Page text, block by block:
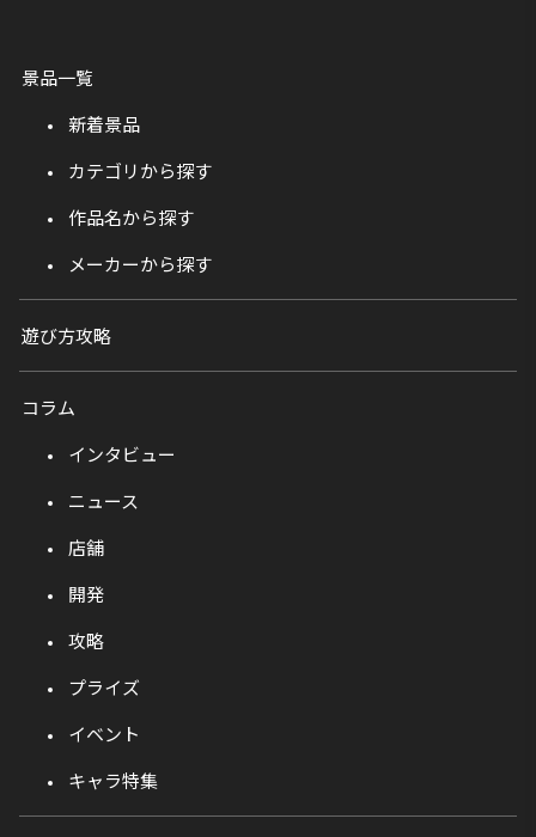
景品一覧
新着景品
カテゴリから探す
作品名から探す
メーカーから探す
遊び方攻略
コラム
インタビュー
ニュース
店舗
開発
攻略
プライズ
イベント
キャラ特集